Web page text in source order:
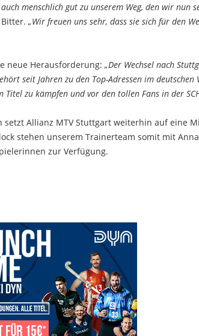
menschlich gut zu unserem Weg, den wir nun
„Wir freuen uns sehr, dass sie sich für den
neue Herausforderung: „Der Wechsel nach
seit Jahren zu den Top-Adressen im
zu kämpfen und vor den tollen Fans in der
Allianz MTV Stuttgart weiterhin auf eine
stehen unserem Trainerteam somit mit Anna
zur Verfügung.